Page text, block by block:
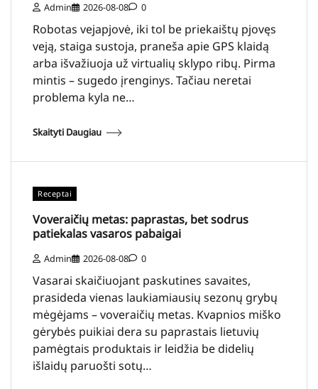
Admin 2026-08-08 0
Robotas vejapjovė, iki tol be priekaištų pjovęs
veją, staiga sustoja, praneša apie GPS klaidą
arba išvažiuoja už virtualių sklypo ribų. Pirma
mintis – sugedo įrenginys. Tačiau neretai
problema kyla ne…
Skaityti Daugiau
Receptai
Voveraičių metas: paprastas, bet sodrus
patiekalas vasaros pabaigai
Admin 2026-08-08 0
Vasarai skaičiuojant paskutines savaites,
prasideda vienas laukiamiausių sezonų grybų
mėgėjams – voveraičių metas. Kvapnios miško
gėrybės puikiai dera su paprastais lietuvių
pamėgtais produktais ir leidžia be didelių
išlaidų paruošti sotų…